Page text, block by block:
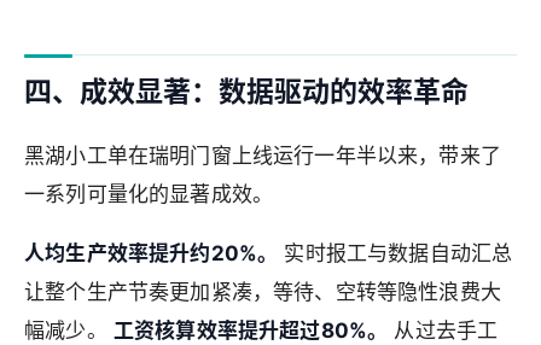
四、成效显著：数据驱动的效率革命
黑湖小工单在瑞明门窗上线运行一年半以来，带来了
一系列可量化的显著成效。
人均生产效率提升约20%。
实时报工与数据自动汇总
让整个生产节奏更加紧凑，等待、空转等隐性浪费大
幅减少。 工资核算效率提升超过80%。
从过去手工